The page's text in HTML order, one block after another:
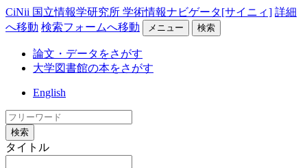
CiNii 国立情報学研究所 学術情報ナビゲータ[サイニィ] 詳細
へ移動 検索フォームへ移動 メニュー 検索
論文・データをさがす
大学図書館の本をさがす
English
検索
タイトル